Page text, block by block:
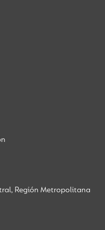
Región Metropolitana